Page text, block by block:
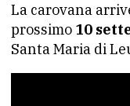
La carovana
prossimo 10
Santa Maria di